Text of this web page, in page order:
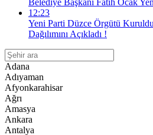
Belediye Başkanı Fatih Ocak
12:23
Yeni Parti Düzce Örgütü
Dağılımını Açıkladı !
Adana
Adıyaman
Afyonkarahisar
Ağrı
Amasya
Ankara
Antalya